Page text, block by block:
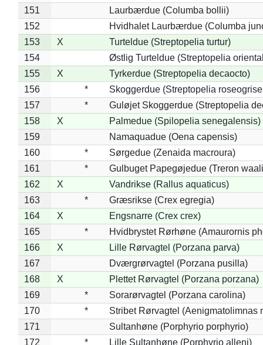
151
Laurbærdue (Columba bollii)
152
Hvidhalet Laurbærdue (Columba
153
X
Turteldue (Streptopelia turtur)
154
Østlig Turteldue (Streptopelia
155
X
Tyrkerdue (Streptopelia decaocto)
156
*
Skoggerdue (Streptopelia
157
*
Guløjet Skoggerdue (Streptopelia
158
X
Palmedue (Spilopelia senegalensis)
159
Namaquadue (Oena capensis)
160
*
Sørgedue (Zenaida macroura)
161
*
Gulbuget Papegøjedue (Treron
162
X
Vandrikse (Rallus aquaticus)
163
*
Græsrikse (Crex egregia)
164
X
Engsnarre (Crex crex)
165
*
Hvidbrystet Rørhøne (Amaurornis
166
X
Lille Rørvagtel (Porzana parva)
167
Dværgrørvagtel (Porzana pusilla)
168
X
Plettet Rørvagtel (Porzana porzana)
169
*
Sorarørvagtel (Porzana carolina)
170
*
Stribet Rørvagtel (Aenigmatolimnas
171
Sultanhøne (Porphyrio porphyrio)
172
*
Lille Sultanhøne (Porphyrio alleni)